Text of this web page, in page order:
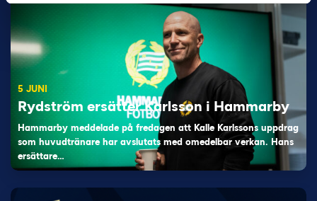
5 JUNI
Rydström ersätter Karlsson i Hammarby
Hammarby meddelade på fredagen att Kalle Karlssons uppdrag
som huvudtränare har avslutats med omedelbar verkan. Hans
ersättare…